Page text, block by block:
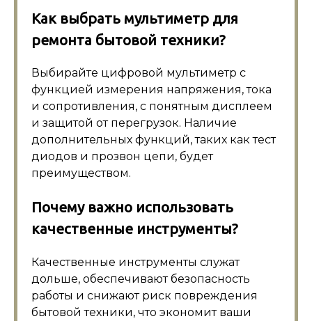
Как выбрать мультиметр для
ремонта бытовой техники?
Выбирайте цифровой мультиметр с
функцией измерения напряжения, тока
и сопротивления, с понятным дисплеем
и защитой от перегрузок. Наличие
дополнительных функций, таких как тест
диодов и прозвон цепи, будет
преимуществом.
Почему важно использовать
качественные инструменты?
Качественные инструменты служат
дольше, обеспечивают безопасность
работы и снижают риск повреждения
бытовой техники, что экономит ваши